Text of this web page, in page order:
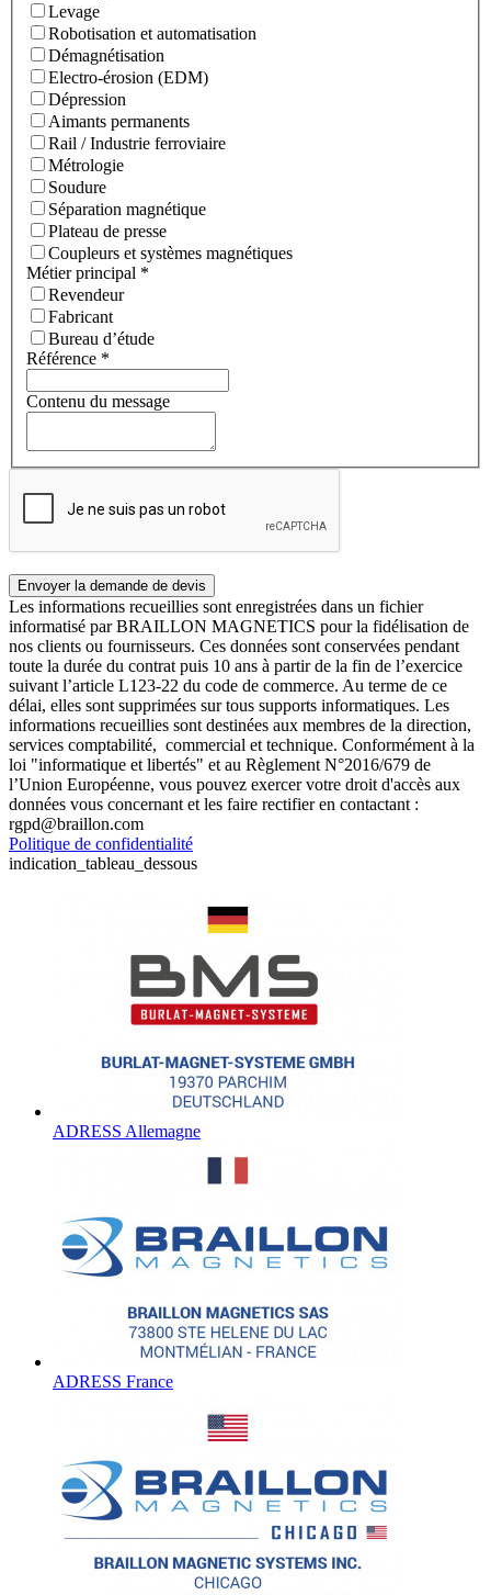
Levage
Robotisation et automatisation
Démagnétisation
Electro-érosion (EDM)
Dépression
Aimants permanents
Rail / Industrie ferroviaire
Métrologie
Soudure
Séparation magnétique
Plateau de presse
Coupleurs et systèmes magnétiques
Métier principal *
Revendeur
Fabricant
Bureau d’étude
Référence *
Contenu du message
Les informations recueillies sont enregistrées dans un fichier
informatisé par BRAILLON MAGNETICS pour la fidélisation de
nos clients ou fournisseurs. Ces données sont conservées pendant
toute la durée du contrat puis 10 ans à partir de la fin de l’exercice
suivant l’article L123-22 du code de commerce. Au terme de ce
délai, elles sont supprimées sur tous supports informatiques. Les
informations recueillies sont destinées aux membres de la direction,
services comptabilité, commercial et technique. Conformément à la
loi "informatique et libertés" et au Règlement N°2016/679 de
l’Union Européenne, vous pouvez exercer votre droit d'accès aux
données vous concernant et les faire rectifier en contactant :
rgpd@braillon.com
Politique de confidentialité
indication_tableau_dessous
ADRESS Allemagne
ADRESS France